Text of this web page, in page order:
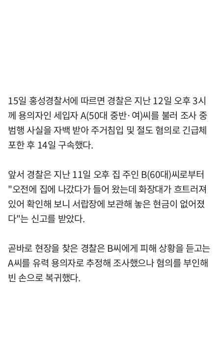
15일 홍성경찰서에 따르면 경찰은 지난 12일 오후 3시
께 용의자인 세입자 A(50대 중반·여)씨를 불러 조사 중
범행 사실을 자백 받아 주거침입 및 절도 혐의로 긴급체
포한 후 14일 구속했다.
앞서 경찰은 지난 11일 오후 집 주인 B(60대)씨로부터
"오전에 집에 나갔다가 들어 왔는데 화장대가 흐트러져
있어 확인해 보니 서랍장에 보관해 놓은 현금이 없어졌
다"는 신고를 받았다.
곧바로 현장을 찾은 경찰은 B씨에게 피해 상황을 듣고는
A씨를 유력 용의자로 추정해 조사했으나 혐의를 부인해
빈 손으로 복귀했다.